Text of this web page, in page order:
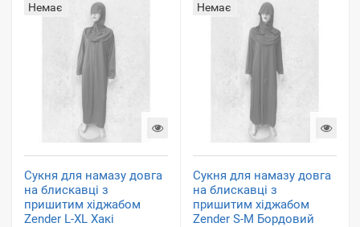
Немає
Сукня для намазу довга
на блискавці з
пришитим хіджабом
Zender L-XL Хакі
Немає
Сукня для намазу довга
на блискавці з
пришитим хіджабом
Zender S-M Бордовий